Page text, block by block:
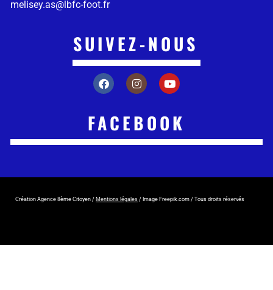
melisey.as@lbfc-foot.fr
SUIVEZ-NOUS
FACEBOOK
Création Agence 8ème Citoyen / Mentions légales / Image Freepik.com / Tous droits réservés